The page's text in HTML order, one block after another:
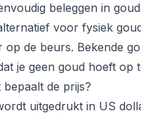
beleggen in goud
voor fysiek
op de beurs. Bekende
je geen goud hoeft op
de prijs?
uitgedrukt in US